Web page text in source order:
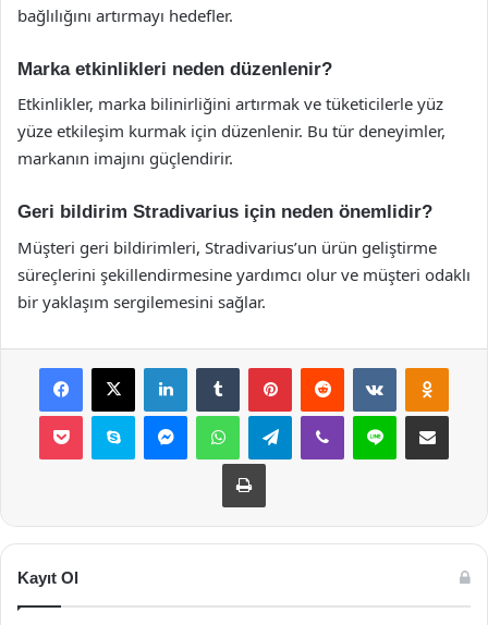
bağlılığını artırmayı hedefler.
Marka etkinlikleri neden düzenlenir?
Etkinlikler, marka bilinirliğini artırmak ve tüketicilerle yüz
yüze etkileşim kurmak için düzenlenir. Bu tür deneyimler,
markanın imajını güçlendirir.
Geri bildirim Stradivarius için neden önemlidir?
Müşteri geri bildirimleri, Stradivarius’un ürün geliştirme
süreçlerini şekillendirmesine yardımcı olur ve müşteri odaklı
bir yaklaşım sergilemesini sağlar.
Facebook
X LinkedInTumblr PinterestReddit VKontakte
Pocket Skype MessengerWhatsAppTelegramViber Line E-Posta ile
Yazdır
Kayıt Ol